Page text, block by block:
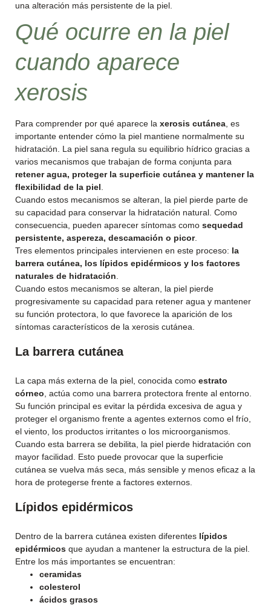
una alteración más persistente de la piel.
Qué ocurre en la piel
cuando aparece
xerosis
Para comprender por qué aparece la xerosis cutánea , es
importante entender cómo la piel mantiene normalmente su
hidratación. La piel sana regula su equilibrio hídrico gracias a
varios mecanismos que trabajan de forma conjunta para
retener agua, proteger la superficie cutánea y mantener la
flexibilidad de la piel
Cuando estos mecanismos se alteran, la piel pierde parte de
su capacidad para conservar la hidratación natural. Como
consecuencia, pueden aparecer síntomas como sequedad
persistente, aspereza, descamación o picor.
Tres elementos principales intervienen en este proceso: la
barrera cutánea, los lípidos epidérmicos y los factores
naturales de hidratación
Cuando estos mecanismos se alteran, la piel pierde
progresivamente su capacidad para retener agua y mantener
su función protectora, lo que favorece la aparición de los
síntomas característicos de la xerosis cutánea.
La barrera cutánea
La capa más externa de la piel, conocida como estrato
córneo , actúa como una barrera protectora frente al entorno.
Su función principal es evitar la pérdida excesiva de agua y
proteger el organismo frente a agentes externos como el frío,
el viento, los productos irritantes o los microorganismos.
Cuando esta barrera se debilita, la piel pierde hidratación con
mayor facilidad. Esto puede provocar que la superficie
cutánea se vuelva más seca, más sensible y menos eficaz a la
hora de protegerse frente a factores externos.
Lípidos epidérmicos
Dentro de la barrera cutánea existen diferentes lípidos
epidérmicos que ayudan a mantener la estructura de la piel.
Entre los más importantes se encuentran:
ceramidas
colesterol
ácidos grasos